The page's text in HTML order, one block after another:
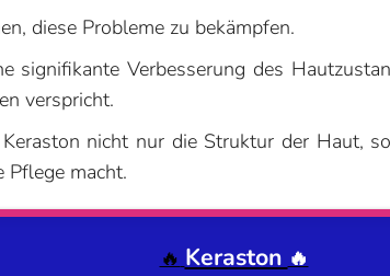
diese Probleme zu bekämpfen.
signifikante Verbesserung des
verspricht.
nicht nur die Struktur der Haut,
Pflege macht.
🔥 Keraston 🔥